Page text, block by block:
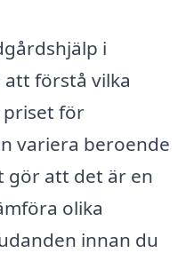
i
förstå vilka
för
variera beroende
gör att det är en
olika
innan du